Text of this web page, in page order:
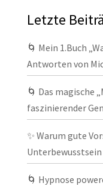
Letzte
🌀 Mein 1.Buch
Antworten von
🌀 Das magische
faszinierender
✨ Warum gute
🌀 Hypnose